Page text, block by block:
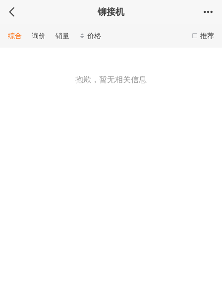
铆接机
推荐
综合 询价 销量 价格
抱歉，暂无相关信息